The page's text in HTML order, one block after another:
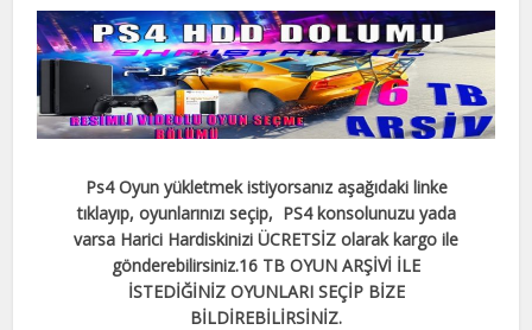
Ps4 Oyun yükletmek istiyorsanız aşağıdaki linke
tıklayıp, oyunlarınızı seçip, PS4 konsolunuzu yada
varsa Harici Hardiskinizi ÜCRETSİZ olarak kargo ile
gönderebilirsiniz.16 TB OYUN ARŞİVİ İLE
İSTEDİĞİNİZ OYUNLARI SEÇİP BİZE
BİLDİREBİLİRSİNİZ.